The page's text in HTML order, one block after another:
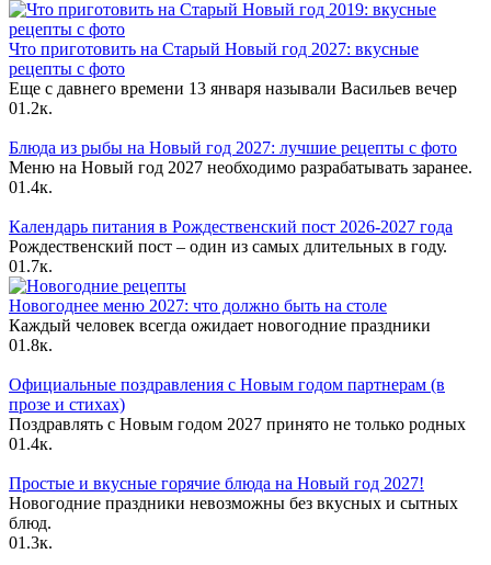
Что приготовить на Старый Новый год 2027: вкусные
рецепты с фото
Еще с давнего времени 13 января называли Васильев вечер
01.2к.
Блюда из рыбы на Новый год 2027: лучшие рецепты с фото
Меню на Новый год 2027 необходимо разрабатывать заранее.
01.4к.
Календарь питания в Рождественский пост 2026-2027 года
Рождественский пост – один из самых длительных в году.
01.7к.
Новогоднее меню 2027: что должно быть на столе
Каждый человек всегда ожидает новогодние праздники
01.8к.
Официальные поздравления с Новым годом партнерам (в
прозе и стихах)
Поздравлять с Новым годом 2027 принято не только родных
01.4к.
Простые и вкусные горячие блюда на Новый год 2027!
Новогодние праздники невозможны без вкусных и сытных
блюд.
01.3к.